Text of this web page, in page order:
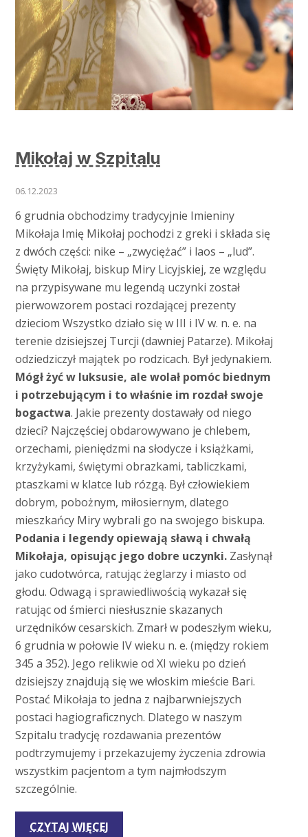
Mikołaj w Szpitalu
06.12.2023
6 grudnia obchodzimy tradycyjnie Imieniny
Mikołaja Imię Mikołaj pochodzi z greki i składa się
z dwóch części: nike – „zwyciężać” i laos – „lud”.
Święty Mikołaj, biskup Miry Licyjskiej, ze względu
na przypisywane mu legendą uczynki został
pierwowzorem postaci rozdającej prezenty
dzieciom Wszystko działo się w III i IV w. n. e. na
terenie dzisiejszej Turcji (dawniej Patarze). Mikołaj
odziedziczył majątek po rodzicach. Był jedynakiem.
Mógł żyć w luksusie, ale wolał pomóc biednym
i potrzebującym i to właśnie im rozdał swoje
bogactwa. Jakie prezenty dostawały od niego
dzieci? Najczęściej obdarowywano je chlebem,
orzechami, pieniędzmi na słodycze i książkami,
krzyżykami, świętymi obrazkami, tabliczkami,
ptaszkami w klatce lub rózgą. Był człowiekiem
dobrym, pobożnym, miłosiernym, dlatego
mieszkańcy Miry wybrali go na swojego biskupa.
Podania i legendy opiewają sławą i chwałą
Mikołaja, opisując jego dobre uczynki. Zasłynął
jako cudotwórca, ratując żeglarzy i miasto od
głodu. Odwagą i sprawiedliwością wykazał się
ratując od śmierci niesłusznie skazanych
urzędników cesarskich. Zmarł w podeszłym wieku,
6 grudnia w połowie IV wieku n. e. (między rokiem
345 a 352). Jego relikwie od XI wieku po dzień
dzisiejszy znajdują się we włoskim mieście Bari.
Postać Mikołaja to jedna z najbarwniejszych
postaci hagiograficznych. Dlatego w naszym
Szpitalu tradycję rozdawania prezentów
podtrzymujemy i przekazujemy życzenia zdrowia
wszystkim pacjentom a tym najmłodszym
szczególnie.
CZYTAJ WIĘCEJ